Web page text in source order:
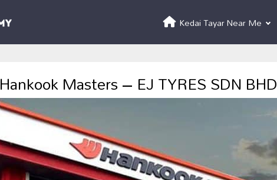
Kedai Tayar Near Me
Hankook Masters – EJ TYRES SDN BHD